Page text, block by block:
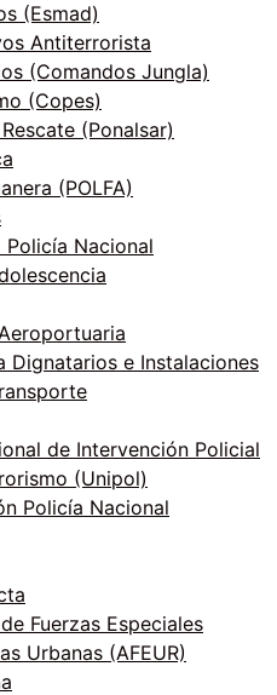
(Esmad)
Antiterrorista
(Comandos Jungla)
(Copes)
(Ponalsar)
(POLFA)
Policía Nacional
Dignatarios e Instalaciones
de Intervención Policial
(Unipol)
Policía Nacional
Fuerzas Especiales
Urbanas (AFEUR)